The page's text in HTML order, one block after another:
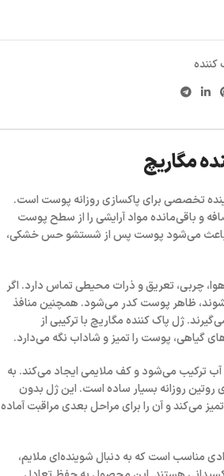
کننده
مگاریچ
تخصصی برای پاکسازی روزانه پوست است.
و باقی‌مانده مواد آرایشی را از سطح پوست
باعث می‌شود پوست پس از شستشو حس خشکی،
چربی، تعریق و ذرات محیطی تماس دارد. اگر
ظاهر پوست کدر می‌شود. همچنین منافذ
ژل پاک کننده مگاریچ با ترکیبی از
گیاهی، پوست را تمیز و شاداب نگه می‌دارد.
ترکیب می‌شود و کف ملایمی ایجاد می‌کند. به
روتین روزانه بسیار ساده است. این ژل بدون
می‌کند و آن را برای مراحل بعدی مراقبت آماده
مناسب است که به دنبال شوینده‌ای ملایم،